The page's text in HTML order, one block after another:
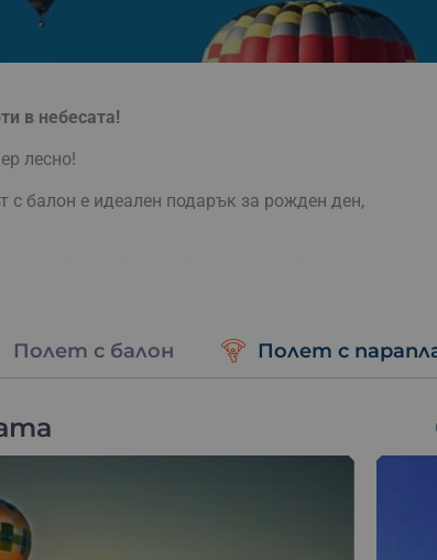
в небесата!
лесно!
с балон е идеален подарък за рожден ден,
Търново, Белоградчишките Скали.
имат възможност да се запознаят с магията на
балонът се издига във въздуха и пътува с
Полет с балон Полет с